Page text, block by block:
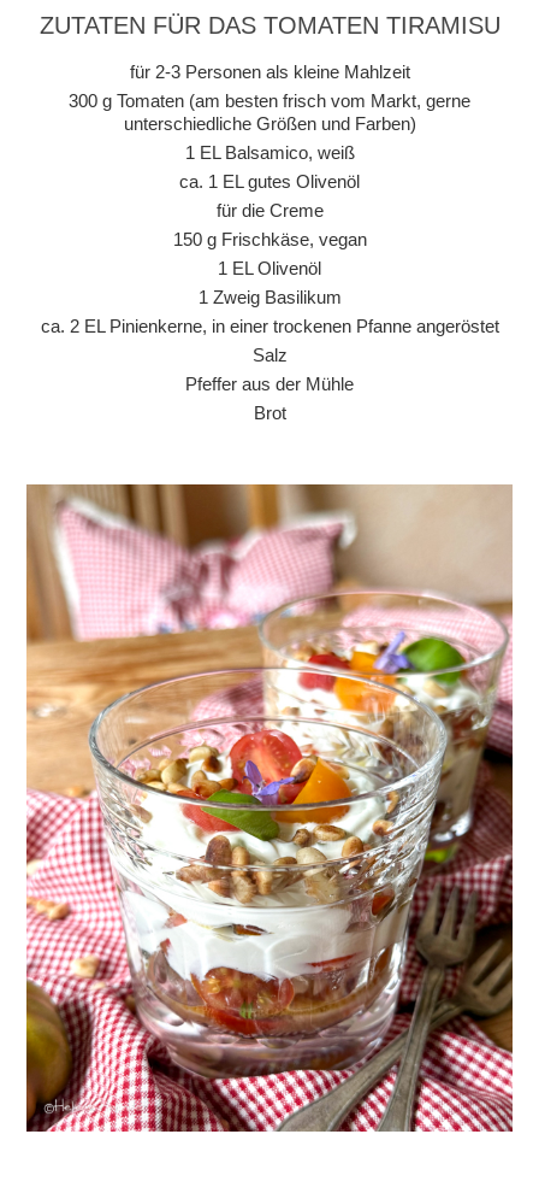
ZUTATEN FÜR DAS TOMATEN TIRAMISU
für 2-3 Personen als kleine Mahlzeit
300 g Tomaten (am besten frisch vom Markt, gerne
unterschiedliche Größen und Farben)
1 EL Balsamico, weiß
ca. 1 EL gutes Olivenöl
für die Creme
150 g Frischkäse, vegan
1 EL Olivenöl
1 Zweig Basilikum
ca. 2 EL Pinienkerne, in einer trockenen Pfanne angeröstet
Salz
Pfeffer aus der Mühle
Brot